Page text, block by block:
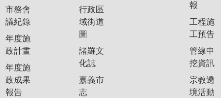
我
們
網
路
社
群
市務會
議紀錄
年度施
政計畫
年度施
政成果
報告
行政區
域街道
圖
諸羅文
化誌
嘉義市
志
報
工程施
工預告
管線申
挖資訊
宗教遶
境活動